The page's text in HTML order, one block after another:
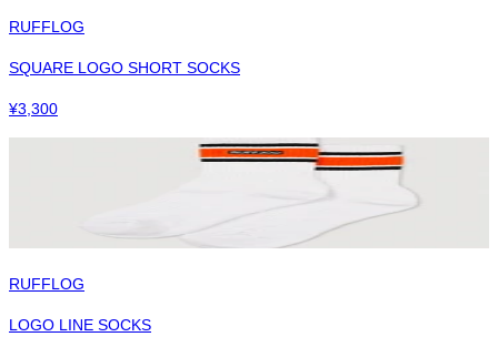
RUFFLOG
SQUARE LOGO SHORT SOCKS
¥3,300
RUFFLOG
LOGO LINE SOCKS